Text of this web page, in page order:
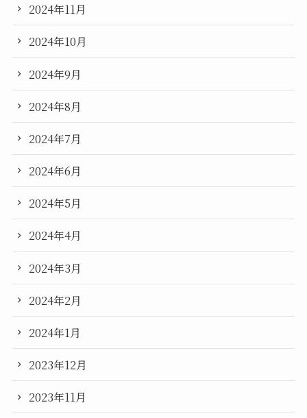
2024年11月
2024年10月
2024年9月
2024年8月
2024年7月
2024年6月
2024年5月
2024年4月
2024年3月
2024年2月
2024年1月
2023年12月
2023年11月